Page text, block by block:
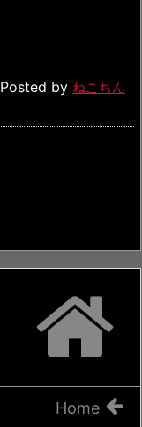
Posted by ねこちん
Home